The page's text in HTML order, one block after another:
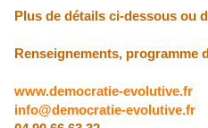
Plus de détails ci-dessous ou
Renseignements, programme
www.democratie-evolutive.fr
info@democratie-evolutive.fr